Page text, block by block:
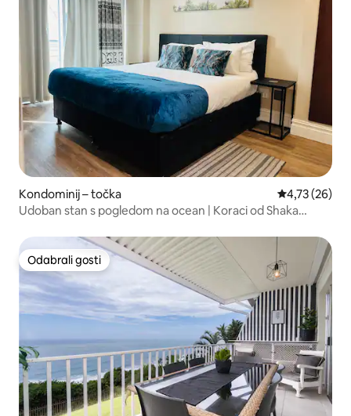
Kondominij – točka Prosječna
4,73 (26)
Udoban stan s pogledom na ocean | Koraci od Shaka
Odabrali gosti
Odabrali gosti